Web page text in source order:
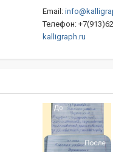
Email:
Телефон:
kalligraph.ru